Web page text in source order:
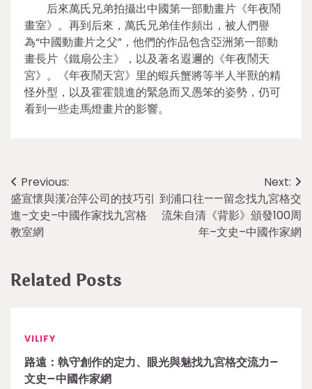
后來萬氏兄弟拍攝出中國第一部動畫片《年夜鬧
畫室》。再到后來，萬氏兄弟佳作頻出，被人們譽
為“中國動畫片之父”，他們的作品包含亞洲第一部動
畫長片《鐵扇公主》，以及著名遐邇的《年夜鬧天
宮》。《年夜鬧天宮》里的蝦兵蟹將等半人半獸的精
怪外型，以及霍霍競進的緊急而又愚笨的姿勢，仍可
看到一些走馬燈畫片的影響。
Post
navigation
Previous:
盛宣懷與漢冶萍公司的技巧引
進–文史–中國作家找九宮格
教室網
Next:
到浦口往——留念找九宮格交
流朱自清《背影》頒發100周
年–文史–中國作家網
Related Posts
VILIFY
路遠：執守創作的定力、眼光與魅找九宮格交流力–
文史–中國作家網